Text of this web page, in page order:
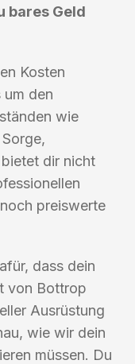
bares Geld
Kosten
den
wie
dir nicht
preiswerte
dass dein
von Bottrop
Ausrüstung
wie wir dein
müssen. Du